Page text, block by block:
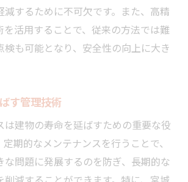
減するために不可欠です。また、高精
を活用することで、従来の方法では難
検も可能となり、安全性の向上に大き
す管理技術
は建物の寿命を延ばすための重要な役
期的なメンテナンスを行うことで、
な問題に発展するのを防ぎ、長期的な